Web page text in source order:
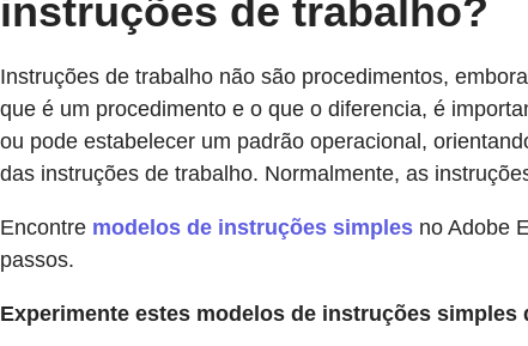
instruções de trabalho?
Instruções de trabalho não são procedimentos,
que é um procedimento e o que o diferencia, é
ou pode estabelecer um padrão operacional,
das instruções de trabalho. Normalmente, as
Encontre modelos de instruções simples no Adobe
passos.
Experimente estes modelos de instruções simples